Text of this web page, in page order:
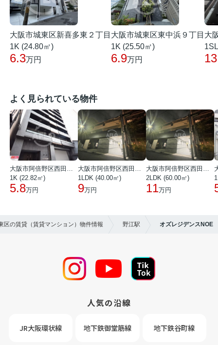
大阪市城東区新喜多東２丁目
1K (24.80㎡)
6.3万円
大阪市城東区東中浜９丁目
1K (25.50㎡)
6.9万円
大
よく見られている物件
1K (22.82㎡)
5.8万円
1LDK (40.00㎡)
9万円
2LDK (60.00㎡)
11万円
区の賃貸（賃貸マンション）物件情報 野江駅 オズレジデンスNOE
人気の沿線
JR大阪環状線 地下鉄御堂筋線 地下鉄谷町線